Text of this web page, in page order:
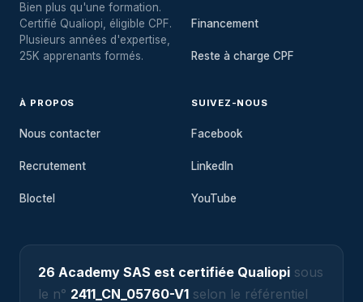
Bien plus qu'une formation.
Certifié Qualiopi, éligible CPF.
Plusieurs années d'expertise,
25K apprenants formés.
Financement
Reste à charge CPF
À PROPOS
Nous contacter
Recrutement
Bloctel
SUIVEZ-NOUS
Facebook
LinkedIn
YouTube
26 Academy SAS est certifiée Qualiopi sous
le n° 2411_CN_05760-V1 selon le référentiel